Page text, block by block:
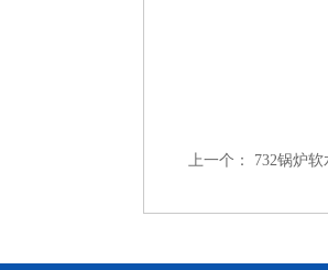
上一个： 732锅炉